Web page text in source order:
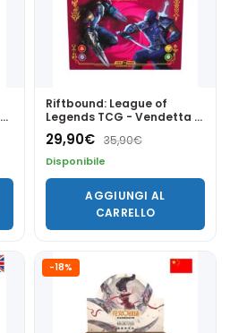
Riftbound: League of
Legends TCG - Vendetta -
Showdown Decks - Zed vs
Shen - ENG
29,90€ 35,90€
Disponibile
AGGIUNGI AL
CARRELLO
-18%